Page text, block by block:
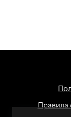
Правила